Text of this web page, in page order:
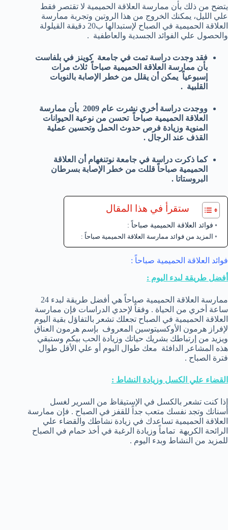
يتضح من ذلك بأن ممارسة العلاقة الحميمية لا تقتصر فقط
علي الليل، يمكنك الخروج من هذا الروتين وتجربة ممارسة
العلاقة الحميمية في الصباح لإستبدالها ب20 دقيقة القيلولة
والحصول علي الفوائد الجسدية والعاطفية .
فقد وجدت دراسة تمت في جامعة كوينز في بلفاست
بأن ممارسة العلاقة الحميمية صباحاً ثلاث مرات
إسبوعياً يمكن أن يقلل من خطر الإصابة بالنوبات
القلبية .
ووجدت دراسة أخري نشرت عام 2009 بأن ممارسة
العلاقة الحميمية صباحاً تحسن من نوعية الحيوانات
المنوية وزيادة فرص حدوث الحمل وتحسين عملية
القذف عند الرجال .
كما ذكرت دراسة في جامعة نوتنغهام أن العلاقة
الحميمية صباحاً قللت من خطر الإصابة بسرطان
البروستاتا .
ستقرأ في هذا المقال
فوائد العلاقة الحميمية صباحاً :
المزيد من فوائد ممارسة العلاقة الحميمية صباحاً :
فوائد العلاقة الحميمية صباحاً :
أفضل طريقة لبدء اليوم :
ممارسة العلاقة الحميمية صباحاً هي أفضل طريقة لبدء 24
ساعة أخري من الحياة . وفقاً لإحدي الدراسات فإن ممارسة
العلاقة الحميمية في الصباح تجعلك تشعر بالتفاؤل بقية اليوم
لإفراز هرمون الأوكسيتوسين المعروف بإسم هرمون العناق
ويزيد من إرتباطك بشريك حياتك وزيادة الحب بيكم وستبقي
هذه المشاعر الدافئة معك طوال اليوم أو علي الأقل طوال
فترة الصباح .
القضاء علي الكسل وزيادة النشاط :
إذا كنت تشعر بالكسل في الإستيقاظ من السرير لغسل
أسنانك وتجد نفسك متعب جداً للقفز في الصباح . فإن ممارسة
العلاقة الحميمية تساعدك في زيادة نشاطك والقضاء علي
الرائحة الكريهة تماماً وزيادة الرغبة في أخذ حمام في الصباح
للمزيد من النشاط وبدء اليوم .